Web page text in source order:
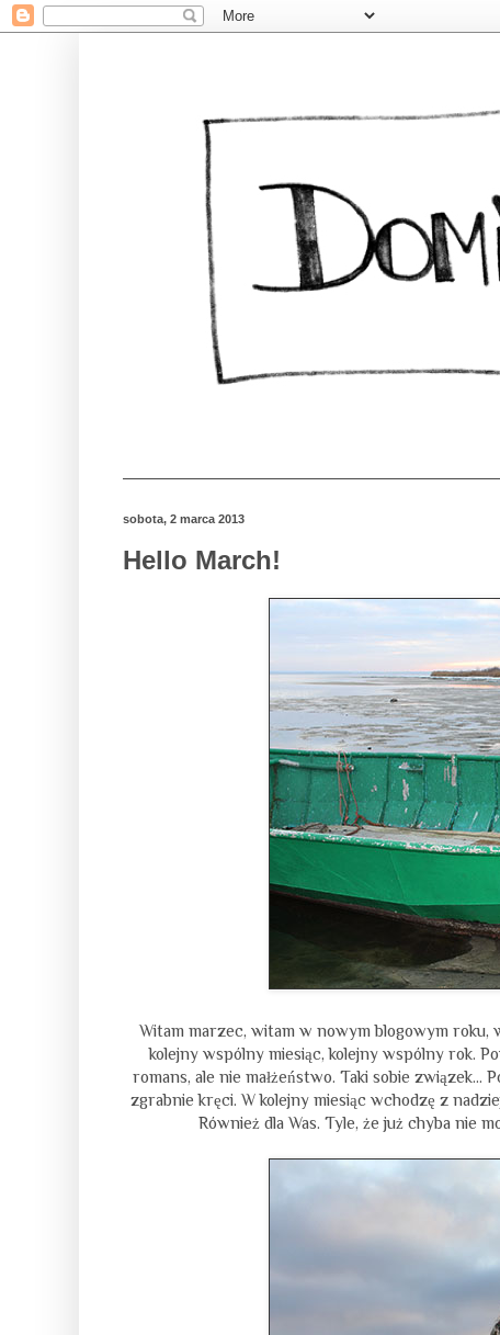
sobota, 2 marca 2013
Hello March!
Witam marzec, witam w nowym blogowym roku,
kolejny wspólny miesiąc, kolejny wspólny rok.
romans, ale nie małżeństwo. Taki sobie związek...
zgrabnie kręci. W kolejny miesiąc wchodzę z
Również dla Was. Tyle, że już chyba nie